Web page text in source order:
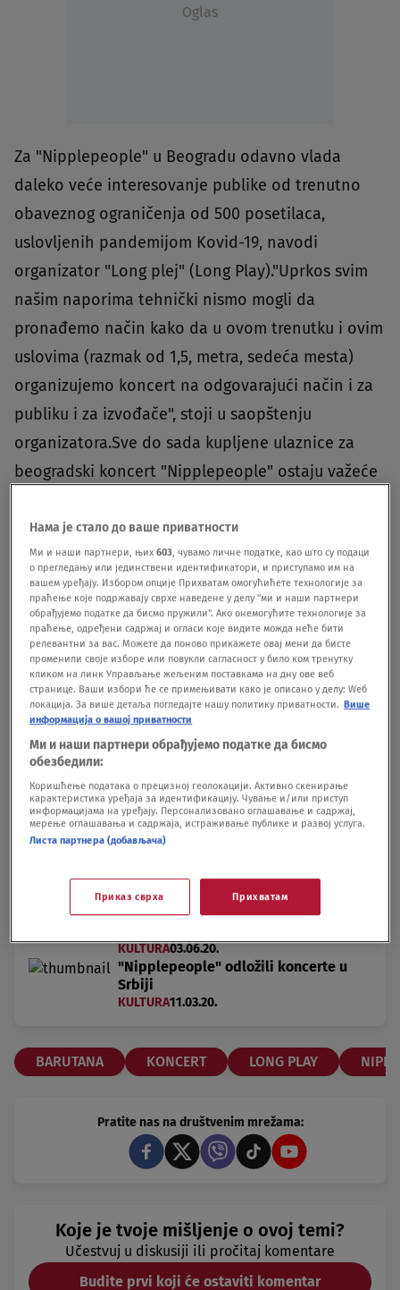
Oglas
Za "Nipplepeople" u Beogradu odavno vlada
daleko veće interesovanje publike od trenutno
obaveznog ograničenja od 500 posetilaca,
uslovljenih pandemijom Kovid-19, navodi
organizator "Long plej" (Long Play)."Uprkos svim
našim naporima tehnički nismo mogli da
pronađemo način kako da u ovom trenutku i ovim
uslovima (razmak od 1,5, metra, sedeća mesta)
organizujemo koncert na odgovarajući način i za
publiku i za izvođače", stoji u saopštenju
organizatora.Sve do sada kupljene ulaznice za
beogradski koncert "Nipplepeople" ostaju važeće
6. avgusta Uredbu o ponudi važenja kupljenih
ulaznica za kulturno-umetnicke manifestacije koje
su otkazane usled pandemije zarazne bolesti
Kovid-19, kojom se uređuju načini i uslovi pod
kojima se može ponuditi odgovarajuća zamena,
odnosno nadoknada za kupljenu neiskorišćenu
ulaznicu.U skladu sa tom Uredbom organizator
nudi kupcu ulaznice mogućnost da je iskoristi
tokom narednog održavanja manifestacije ili za
neku drugu manifestaciju u njegovoj organizaciji,
najkasnije do 31. decembra 2021. godine.Treća
mogućnost je povraćaj novca nakon održavanja
KULTURA03.06.20.
"Nipplepeople" odložili koncerte u
Srbiji
KULTURA11.03.20.
BARUTANA KONCERT LONG PLAY
Pratite nas na društvenim mrežama:
Koje je tvoje mišljenje o ovoj temi?
Učestvuj u diskusiji ili pročitaj komentare
Budite prvi koji će ostaviti komentar
Нама је стало до ваше приватности
Ми и наши партнери, њих603, чувамо личне податке, као што су подаци
о прегледању или јединствени идентификатори, и приступамо им на
вашем уређају. Избором опције Прихватам омогућићете технологије за
праћење које подржавају сврхе наведене у делу "ми и наши партнери
обрађујемо податке да бисмо пружили". Ако онемогућите технологије за
праћење, одређени садржај и огласи које видите можда неће бити
релевантни за вас. Можете да поново прикажете овај мени да бисте
променили своје изборе или повукли сагласност у било ком тренутку
кликом на линк Управљање жељеним поставкама на дну ове веб
странице. Ваши избори ће се примењивати како је описано у делу: Wеб
локација. За више детаља погледајте нашу политику приватности. Више
информација о вашој приватности
Ми и наши партнери обрађујемо податке да бисмо
обезбедили:
Коришћење података о прецизној геолокацији. Активно скенирање
карактеристика уређаја за идентификацију. Чување и/или приступ
информацијама на уређају. Персонализовано оглашавање и садржај,
мерење оглашавања и садржаја, истраживање публике и развој услуга.
Листа партнера (добављача)
Приказ сврха Прихватам